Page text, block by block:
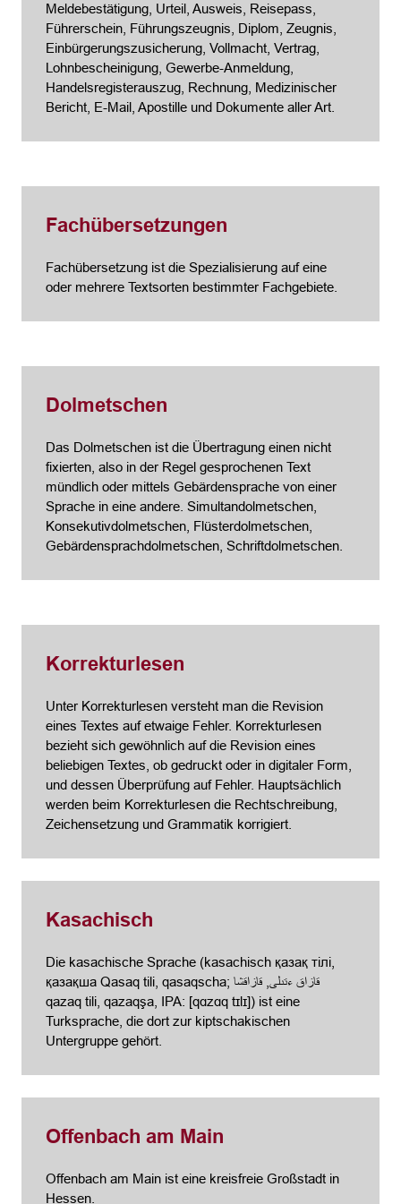
Meldebestätigung, Urteil, Ausweis, Reisepass,
Führerschein, Führungszeugnis, Diplom, Zeugnis,
Einbürgerungszusicherung, Vollmacht, Vertrag,
Lohnbescheinigung, Gewerbe-Anmeldung,
Handelsregisterauszug, Rechnung, Medizinischer
Bericht, E-Mail, Apostille und Dokumente aller Art.
Fachübersetzungen
Fachübersetzung ist die Spezialisierung auf eine
oder mehrere Textsorten bestimmter Fachgebiete.
Dolmetschen
Das Dolmetschen ist die Übertragung einen nicht
fixierten, also in der Regel gesprochenen Text
mündlich oder mittels Gebärdensprache von einer
Sprache in eine andere. Simultandolmetschen,
Konsekutivdolmetschen, Flüsterdolmetschen,
Gebärdensprachdolmetschen, Schriftdolmetschen.
Korrekturlesen
Unter Korrekturlesen versteht man die Revision
eines Textes auf etwaige Fehler. Korrekturlesen
bezieht sich gewöhnlich auf die Revision eines
beliebigen Textes, ob gedruckt oder in digitaler Form,
und dessen Überprüfung auf Fehler. Hauptsächlich
werden beim Korrekturlesen die Rechtschreibung,
Zeichensetzung und Grammatik korrigiert.
Kasachisch
Die kasachische Sprache (kasachisch қазақ тілі,
қазақша Qasaq tili, qasaqscha; قازاق ءتىلى, قازاقشا
qazaq tili, qazaqşa, IPA: [qɑzɑq tɪlɪ]) ist eine
Turksprache, die dort zur kiptschakischen
Untergruppe gehört.
Offenbach am Main
Offenbach am Main ist eine kreisfreie Großstadt in
Hessen.